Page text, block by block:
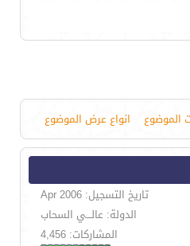
الموضوع انواع عرض الموضوع
تاريخ التسجيل: Apr 2006
الدولة: عالـــي السحاب
المشاركات: 4,456